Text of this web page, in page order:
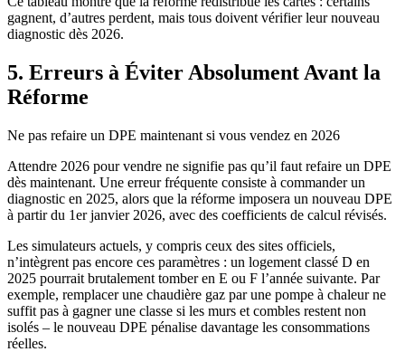
gagnent, d’autres perdent, mais tous doivent vérifier leur nouveau
diagnostic dès 2026.
5. Erreurs à Éviter Absolument Avant la
Réforme
Ne pas refaire un DPE maintenant si vous vendez en 2026
Attendre 2026 pour vendre ne signifie pas qu’il faut refaire un DPE
dès maintenant. Une erreur fréquente consiste à commander un
diagnostic en 2025, alors que la réforme imposera un nouveau DPE
à partir du 1er janvier 2026, avec des coefficients de calcul révisés.
Les simulateurs actuels, y compris ceux des sites officiels,
n’intègrent pas encore ces paramètres : un logement classé D en
2025 pourrait brutalement tomber en E ou F l’année suivante. Par
exemple, remplacer une chaudière gaz par une pompe à chaleur ne
suffit pas à gagner une classe si les murs et combles restent non
isolés – le nouveau DPE pénalise davantage les consommations
réelles.